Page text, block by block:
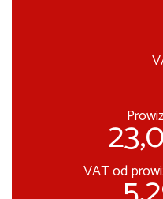
VAT od